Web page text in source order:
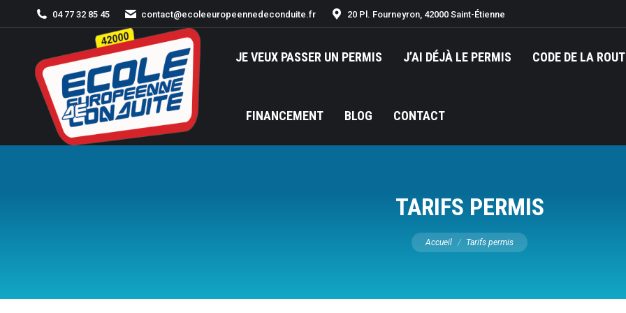
04 77 32 85 45 contact@ecoleeuropeennedeconduite.fr 20 Pl. Fourneyron, 42000 Saint-Étienne
JE VEUX PASSER UN PERMIS J’AI DÉJÀ LE PERMIS CODE DE LA
FINANCEMENT BLOG CONTACT
TARIFS PERMIS
Vous êtes ici :
Accueil Tarifs permis